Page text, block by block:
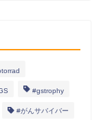
#gstrophy
#がんサバイバー
イダー